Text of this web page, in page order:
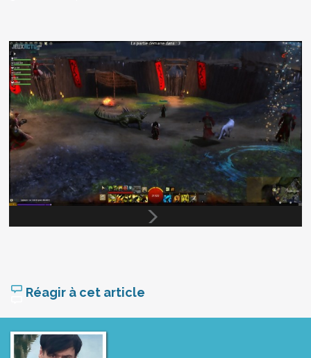
Réagir à cet article